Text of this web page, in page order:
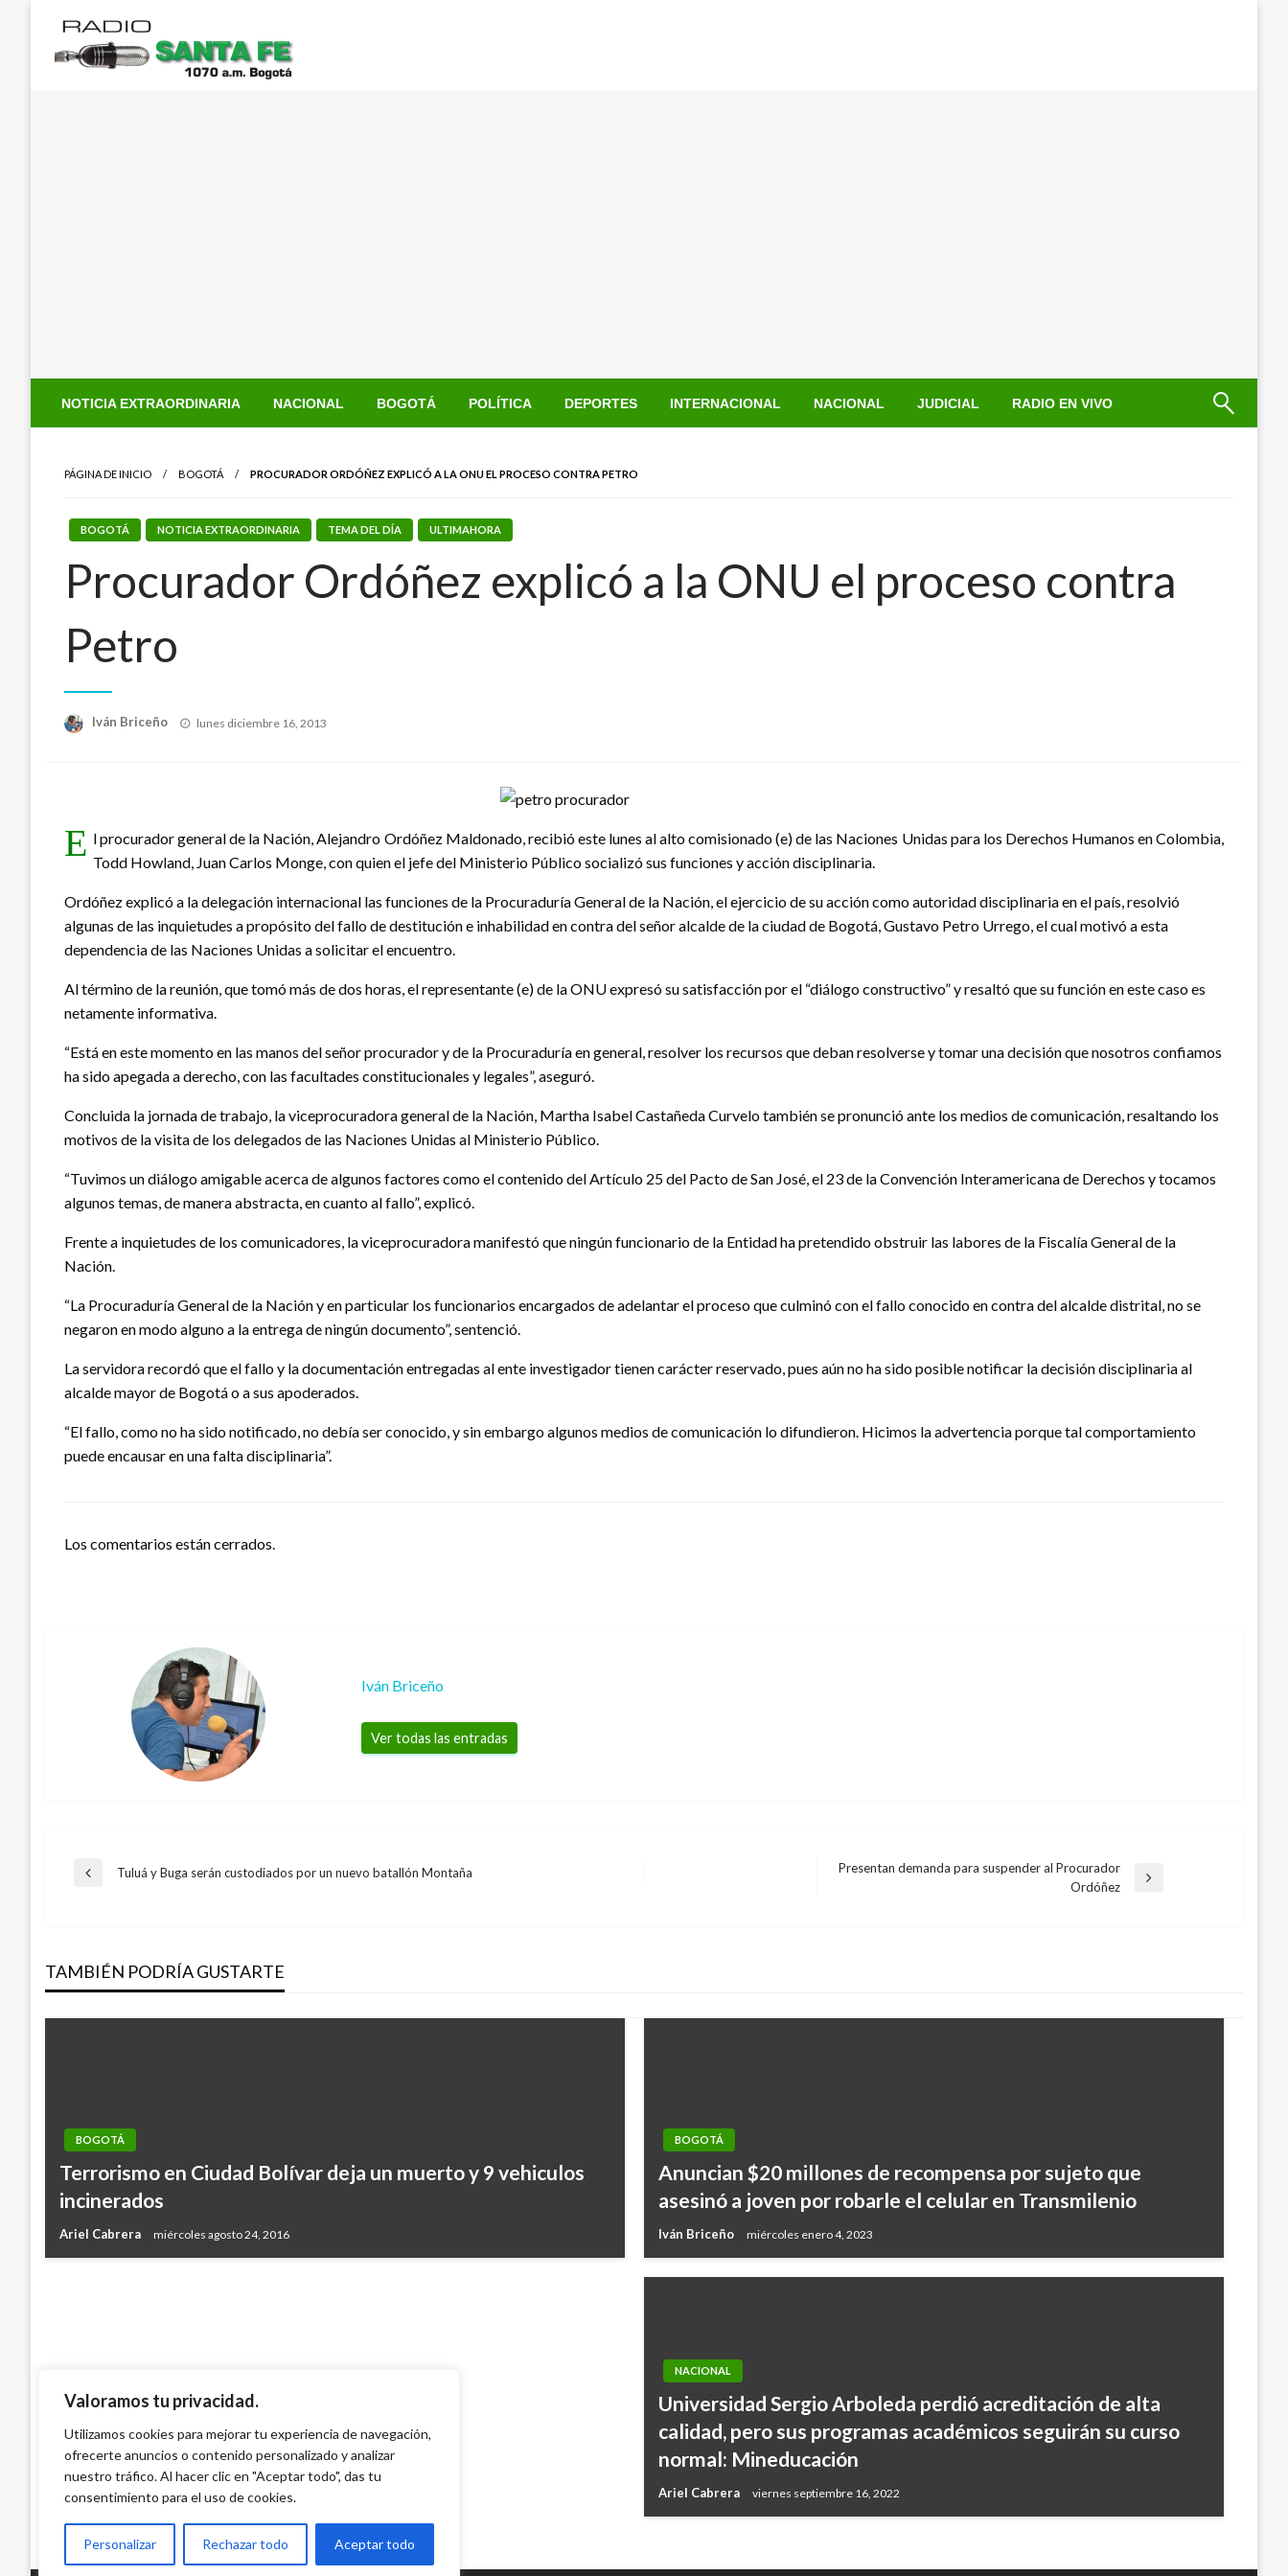
Valoramos tu privacidad.
Utilizamos cookies para mejorar tu experiencia de navegación,
ofrecerte anuncios o contenido personalizado y analizar
nuestro tráfico. Al hacer clic en "Aceptar todo", das tu
consentimiento para el uso de cookies.
Personalizar Rechazar todo Aceptar todo
contenido
NOTICIA EXTRAORDINARIA NACIONAL BOGOTÁ POLÍTICA DEPORTES INTERNACIONAL NACIONAL JUDICIAL RADIO EN VIVO
PÁGINA DE INICIO BOGOTÁ PROCURADOR ORDÓÑEZ EXPLICÓ A LA ONU EL PROCESO CONTRA PETRO
BOGOTÁ NOTICIA EXTRAORDINARIA TEMA DEL DÍA ULTIMAHORA
Procurador Ordóñez explicó a la ONU el proceso contra
Petro
Iván Briceño
Publicado
lunes diciembre 16, 2013
E l procurador general de la Nación, Alejandro Ordóñez Maldonado, recibió este lunes al alto comisionado (e) de las Naciones Unidas para los Derechos Humanos en Colombia,
Todd Howland, Juan Carlos Monge, con quien el jefe del Ministerio Público socializó sus funciones y acción disciplinaria.
Ordóñez explicó a la delegación internacional las funciones de la Procuraduría General de la Nación, el ejercicio de su acción como autoridad disciplinaria en el país, resolvió
algunas de las inquietudes a propósito del fallo de destitución e inhabilidad en contra del señor alcalde de la ciudad de Bogotá, Gustavo Petro Urrego, el cual motivó a esta
dependencia de las Naciones Unidas a solicitar el encuentro.
Al término de la reunión, que tomó más de dos horas, el representante (e) de la ONU expresó su satisfacción por el “diálogo constructivo” y resaltó que su función en este caso es
netamente informativa.
“Está en este momento en las manos del señor procurador y de la Procuraduría en general, resolver los recursos que deban resolverse y tomar una decisión que nosotros confiamos
ha sido apegada a derecho, con las facultades constitucionales y legales”, aseguró.
Concluida la jornada de trabajo, la viceprocuradora general de la Nación, Martha Isabel Castañeda Curvelo también se pronunció ante los medios de comunicación, resaltando los
motivos de la visita de los delegados de las Naciones Unidas al Ministerio Público.
“Tuvimos un diálogo amigable acerca de algunos factores como el contenido del Artículo 25 del Pacto de San José, el 23 de la Convención Interamericana de Derechos y tocamos
algunos temas, de manera abstracta, en cuanto al fallo”, explicó.
Frente a inquietudes de los comunicadores, la viceprocuradora manifestó que ningún funcionario de la Entidad ha pretendido obstruir las labores de la Fiscalía General de la
Nación.
“La Procuraduría General de la Nación y en particular los funcionarios encargados de adelantar el proceso que culminó con el fallo conocido en contra del alcalde distrital, no se
negaron en modo alguno a la entrega de ningún documento”, sentenció.
La servidora recordó que el fallo y la documentación entregadas al ente investigador tienen carácter reservado, pues aún no ha sido posible notificar la decisión disciplinaria al
alcalde mayor de Bogotá o a sus apoderados.
“El fallo, como no ha sido notificado, no debía ser conocido, y sin embargo algunos medios de comunicación lo difundieron. Hicimos la advertencia porque tal comportamiento
puede encausar en una falta disciplinaria”.
Los comentarios están cerrados.
Iván Briceño
Ver todas las entradas
Navegación
entradas
Entrada
Tuluá y Buga serán custodiados por un nuevo batallón Montaña
Presentan demanda para suspender al Procurador
Ordóñez
TAMBIÉN PODRÍA GUSTARTE
BOGOTÁ
Terrorismo en Ciudad Bolívar deja un muerto y 9 vehiculos
incinerados
Ariel Cabrera miércoles agosto 24, 2016
BOGOTÁ
Anuncian $20 millones de recompensa por sujeto que
asesinó a joven por robarle el celular en Transmilenio
Iván Briceño miércoles enero 4, 2023
Procuraduría avala cadena perpetua revisable en Colombia;
NACIONAL
Universidad Sergio Arboleda perdió acreditación de alta
calidad, pero sus programas académicos seguirán su curso
normal: Mineducación
Ariel Cabrera viernes septiembre 16, 2022